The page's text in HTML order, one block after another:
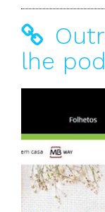
lhe